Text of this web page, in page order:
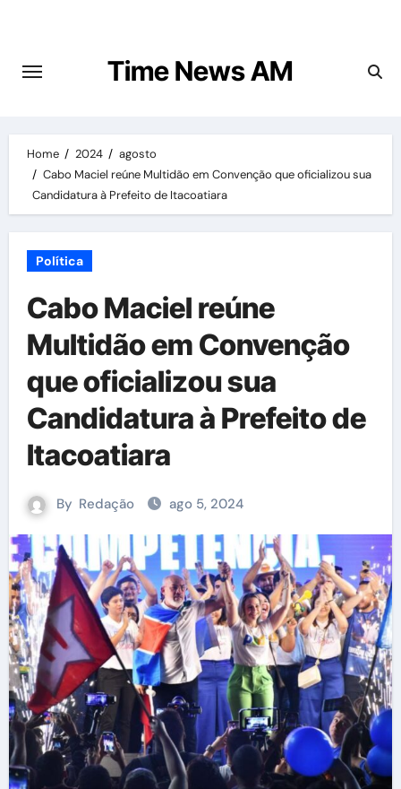
content
Time News AM
Home 2024
agosto
Cabo Maciel reúne Multidão em Convenção que oficializou sua
Candidatura à Prefeito de Itacoatiara
Política
Cabo Maciel reúne
Multidão em Convenção
que oficializou sua
Candidatura à Prefeito de
Itacoatiara
By Redação ago 5, 2024